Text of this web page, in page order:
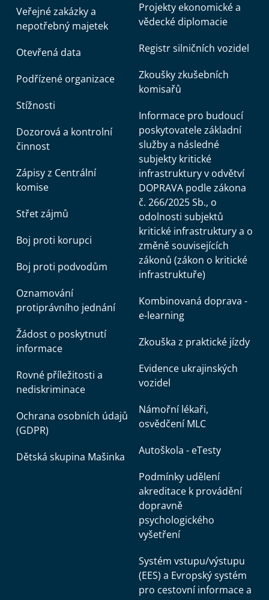
Veřejné zakázky a
nepotřebný majetek
Otevřená data
Podřízené organizace
Stížnosti
Dozorová a kontrolní
činnost
Zápisy z Centrální
komise
Střet zájmů
Boj proti korupci
Boj proti podvodům
Oznamování
protiprávního jednání
Žádost o poskytnutí
informace
Rovné příležitosti a
nediskriminace
Ochrana osobních údajů
(GDPR)
Dětská skupina Mašinka
Projekty ekonomické a
vědecké diplomacie
Registr silničních vozidel
Zkoušky zkušebních
komisařů
Informace pro budoucí
poskytovatele základní
služby a následné
subjekty kritické
infrastruktury v odvětví
DOPRAVA podle zákona
č. 266/2025 Sb., o
odolnosti subjektů
kritické infrastruktury a o
změně souvisejících
zákonů (zákon o kritické
infrastruktuře)
Kombinovaná doprava -
e-learning
Zkouška z praktické jízdy
Evidence ukrajinských
vozidel
Námořní lékaři,
osvědčení MLC
Autoškola - eTesty
Podmínky udělení
akreditace k provádění
dopravně
psychologického
vyšetření
Systém vstupu/výstupu
(EES) a Evropský systém
pro cestovní informace a